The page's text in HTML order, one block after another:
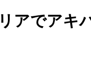
アでアキ